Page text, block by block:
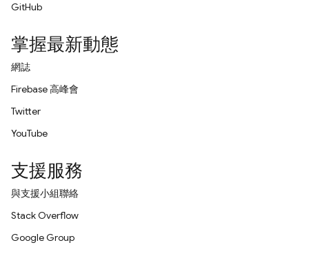
GitHub
掌握最新動態
網誌
Firebase 高峰會
Twitter
YouTube
支援服務
與支援小組聯絡
Stack Overflow
Google Group